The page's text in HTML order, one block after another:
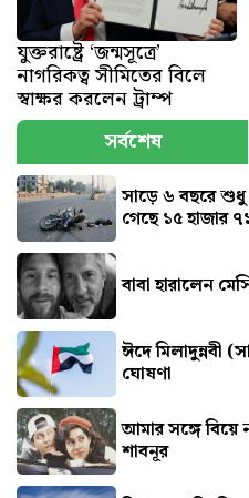
যুক্তরাষ্ট্রে ‘জন্মসূত্রে’
নাগরিকত্ব সীমিতের বিলে
স্বাক্ষর করলেন ট্রাম্প
সর্বশেষ
সাড়ে ৬ বছরে শুধু
গেছে ১৫ হাজার
বাবা হারালেন
ঈদে মিলাদুন্নবী
ঘোষণা
আমার সঙ্গে বিয়ে
শাবনূর